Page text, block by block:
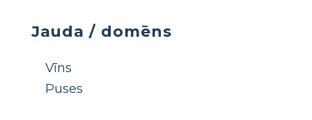
Jauda / domēns
Vīns
Puses